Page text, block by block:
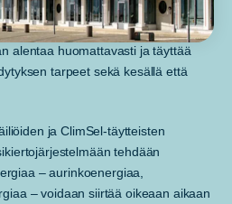
kanssa kehittänyt ratkaisuja
Swerod-järjestelmän avulla
alentaa huomattavasti ja täyttää
tarpeet sekä kesällä että
ja ClimSel-täytteisten
tehdään
– aurinkoenergiaa,
– voidaan siirtää oikeaan aikaan